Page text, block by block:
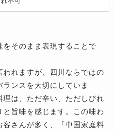
そのまま表現することで
われますが、四川ならではの
ンスを大切にしていま
は、ただ辛い、ただしびれ
旨味を感じます。この味わ
さんが多く、「中国家庭料